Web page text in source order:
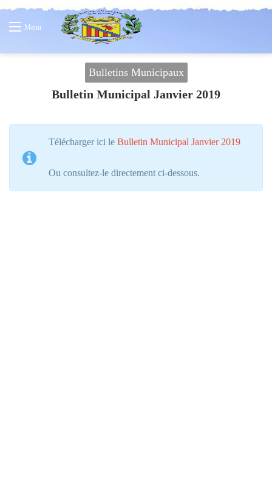
Menu
Bulletins Municipaux
Bulletin Municipal Janvier 2019
Télécharger ici le Bulletin Municipal Janvier 2019
Ou consultez-le directement ci-dessous.